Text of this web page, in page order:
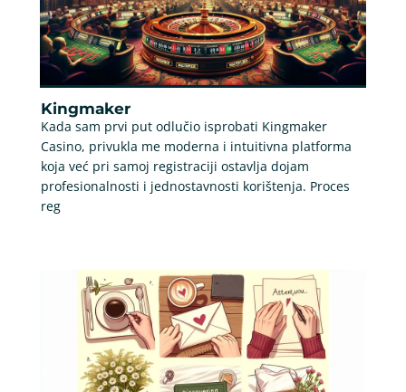
Kingmaker
Kada sam prvi put odlučio isprobati Kingmaker
Casino, privukla me moderna i intuitivna platforma
koja već pri samoj registraciji ostavlja dojam
profesionalnosti i jednostavnosti korištenja. Proces
reg